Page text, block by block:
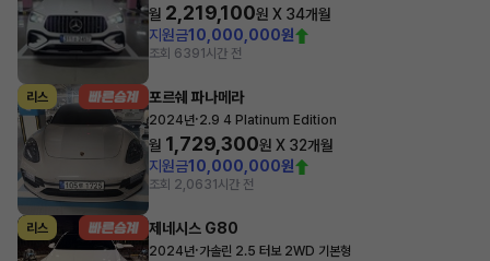
월 2,219,100원 X 34개월
지원금10,000,000원
조회 6391시간 전
리스 포르쉐 파나메라
2024년·2.9 4 Platinum Edition
월 1,729,300원 X 32개월
지원금10,000,000원
조회 2,0631시간 전
리스 제네시스 G80
2024년·가솔린 2.5 터보 2WD 기본형